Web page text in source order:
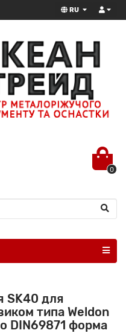
RU
0
SK40 для
типа Weldon
DIN69871 форма